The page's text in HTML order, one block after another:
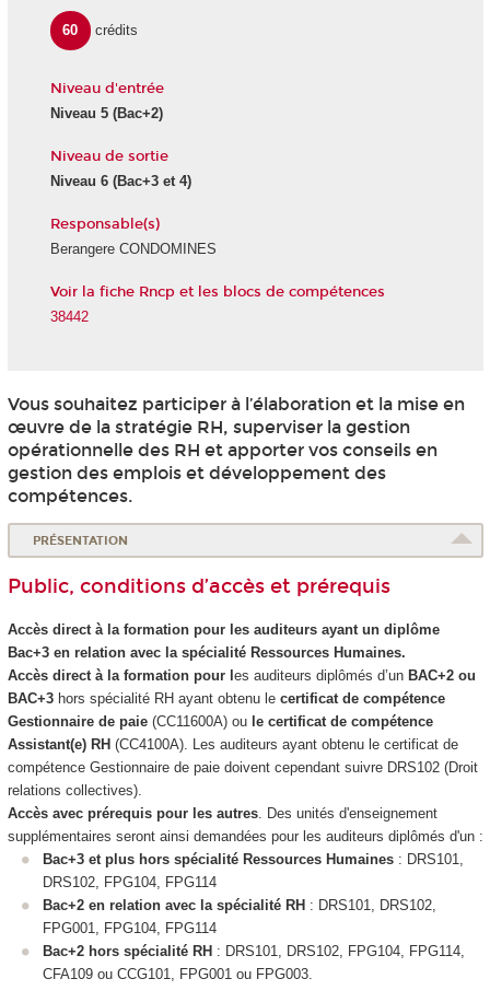
60 crédits
Niveau d'entrée
Niveau 5(Bac+2)
Niveau de sortie
Niveau 6(Bac+3 et 4)
Responsable(s)
Berangere CONDOMINES
Voir la fiche Rncp et les blocs de compétences
38442
Vous souhaitez participer à l’élaboration et la mise en
œuvre de la stratégie RH, superviser la gestion
opérationnelle des RH et apporter vos conseils en
gestion des emplois et développement des
compétences.
PRÉSENTATION
Public, conditions d’accès et prérequis
Accès direct à la formation pour les auditeurs ayant un diplôme
Bac+3 en relation avec la spécialité Ressources Humaines.
Accès direct à la formation pour les auditeurs diplômés d’un BAC+2 ou
BAC+3 hors spécialité RH ayant obtenu le certificat de compétence
Gestionnaire de paie(CC11600A) ou le certificat de compétence
Assistant(e) RH (CC4100A). Les auditeurs ayant obtenu le certificat de
compétenceGestionnaire de paie doivent cependant suivre DRS102 (Droit
relations collectives).
Accès avec prérequis pour les autres. Des unités d'enseignement
supplémentaires seront ainsi demandées pour les auditeurs diplômés d'un :
Bac+3 et plus hors spécialité Ressources Humaines : DRS101,
DRS102, FPG104, FPG114
Bac+2 en relation avec la spécialité RH : DRS101, DRS102,
FPG001, FPG104, FPG114
Bac+2 hors spécialité RH : DRS101, DRS102, FPG104, FPG114,
CFA109 ou CCG101, FPG001 ou FPG003.